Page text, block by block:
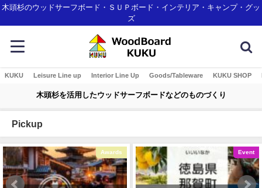
木頭杉のウッドサーフボード・ＳＵＰボード・インテリア・キャンプ・グッ
ズ
KUKU Leisure Line up Interior Line Up Goods/Tableware KUKU SHOP
木頭杉を活用したウッドサーフボードなどのものづくり
Pickup
Awards Event